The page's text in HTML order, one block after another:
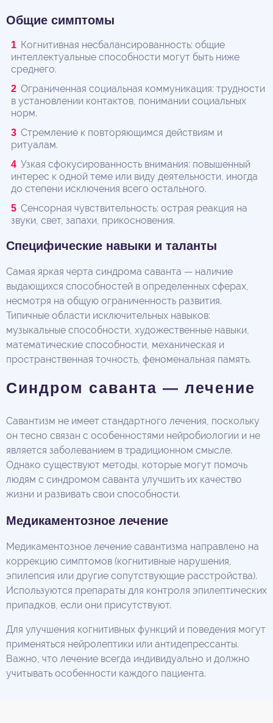
Общие симптомы
Когнитивная несбалансированность: общие
интеллектуальные способности могут быть ниже
среднего.
Ограниченная социальная коммуникация: трудности
в установлении контактов, понимании социальных
норм.
Стремление к повторяющимся действиям и
ритуалам.
Узкая сфокусированность внимания: повышенный
интерес к одной теме или виду деятельности, иногда
до степени исключения всего остального.
Сенсорная чувствительность: острая реакция на
звуки, свет, запахи, прикосновения.
Специфические навыки и таланты
Самая яркая черта синдрома саванта — наличие
выдающихся способностей в определенных сферах,
несмотря на общую ограниченность развития.
Типичные области исключительных навыков:
музыкальные способности, художественные навыки,
математические способности, механическая и
пространственная точность, феноменальная память.
Синдром саванта — лечение
Савантизм не имеет стандартного лечения, поскольку
он тесно связан с особенностями нейробиологии и не
является заболеванием в традиционном смысле.
Однако существуют методы, которые могут помочь
людям с синдромом саванта улучшить их качество
жизни и развивать свои способности.
Медикаментозное лечение
Медикаментозное лечение савантизма направлено на
коррекцию симптомов (когнитивные нарушения,
эпилепсия или другие сопутствующие расстройства).
Используются препараты для контроля эпилептических
припадков, если они присутствуют.
Для улучшения когнитивных функций и поведения могут
применяться нейролептики или антидепрессанты.
Важно, что лечение всегда индивидуально и должно
учитывать особенности каждого пациента.